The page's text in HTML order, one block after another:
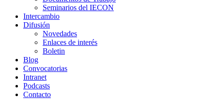
Seminarios del IECON
Intercambio
Difusión
Novedades
Enlaces de interés
Boletin
Blog
Convocatorias
Intranet
Podcasts
Contacto